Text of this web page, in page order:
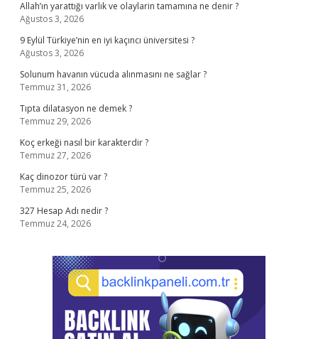
Allah’ın yarattığı varlık ve olaylarin tamamına ne denir ?
Ağustos 3, 2026
9 Eylül Türkiye’nin en iyi kaçıncı üniversitesi ?
Ağustos 3, 2026
Solunum havanın vücuda alınmasını ne sağlar ?
Temmuz 31, 2026
Tıpta dilatasyon ne demek ?
Temmuz 29, 2026
Koç erkeği nasıl bir karakterdir ?
Temmuz 27, 2026
Kaç dinozor türü var ?
Temmuz 25, 2026
327 Hesap Adı nedir ?
Temmuz 24, 2026